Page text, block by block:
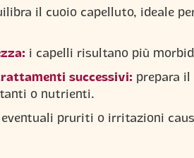
il cuoio capelluto, ideale
i capelli risultano più
successivi: prepara il
o nutrienti.
eventuali pruriti o irritazioni